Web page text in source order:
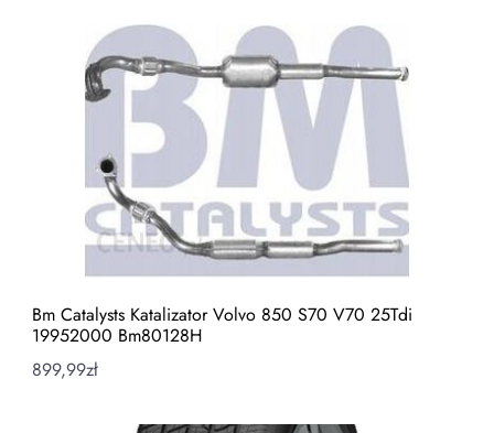
Bm Catalysts Katalizator Volvo 850 S70 V70 25Tdi
19952000 Bm80128H
899,99zł